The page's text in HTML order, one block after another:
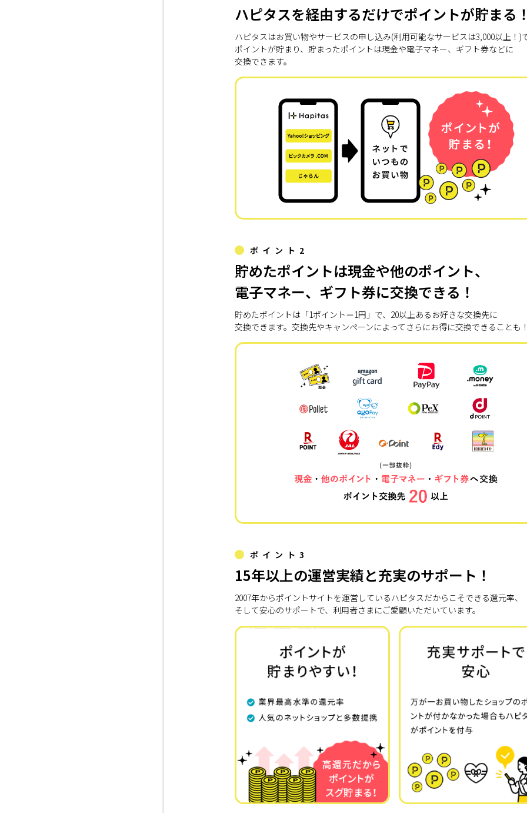
ハピタスを経由するだけでポイントが貯まる
ハピタスはお買い物やサービスの申し込み(利用可能なサービスは3,000以上！)
ポイントが貯まり、貯まったポイントは現金や電子マネー、ギフト券などに
交換できます。
ポイント2
貯めたポイントは現金や他のポイント、
電子マネー、ギフト券に交換できる！
貯めたポイントは「1ポイント＝1円」で、20以上あるお好きな交換先に
交換できます。交換先やキャンペーンによってさらにお得に交換できることも
ポイント3
15年以上の運営実績と充実のサポート！
2007年からポイントサイトを運営しているハピタスだからこそできる還元率、
そして安心のサポートで、利用者さまにご愛顧いただいています。